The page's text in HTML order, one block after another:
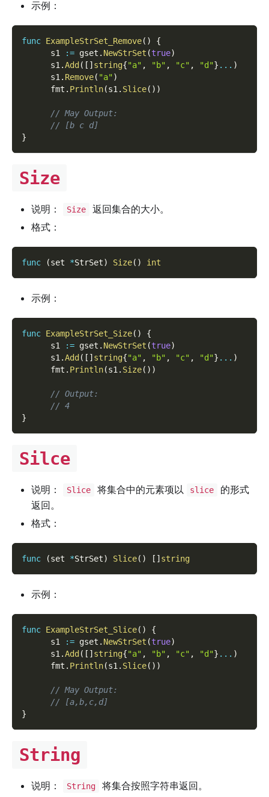
示例：
func ExampleStrSet_Remove( )
{
      s1
:= gset . NewStrSet (true)
      s1
.Add ( [ ] string{"a" , "b" , "c" , "d"} ... )
      s1
. Remove( "a")
      fmt
. Println(s1 . Slice( ) )
// May Output:
// [b c d]
}
Size
说明： Size
返回集合的大小。
格式：
func (set *StrSet) Size( ) int
示例：
func ExampleStrSet_Size( )
{
      s1
:= gset . NewStrSet (true)
      s1
.Add ( [ ] string{"a" , "b" , "c" , "d"} ... )
      fmt
. Println(s1 . Size( ) )
// Output:
// 4
}
Silce
说明： Slice 将集合中的元素项以 slice
的形式
返回。
格式：
func (set *StrSet) Slice( ) [ ] string
示例：
func ExampleStrSet_Slice( )
{
      s1
:= gset . NewStrSet (true)
      s1
.Add ( [ ] string{"a" , "b" , "c" , "d"} ... )
      fmt
. Println(s1 . Slice( ) )
// May Output:
// [a,b,c,d]
}
String
说明： String 将集合按照字符串返回。